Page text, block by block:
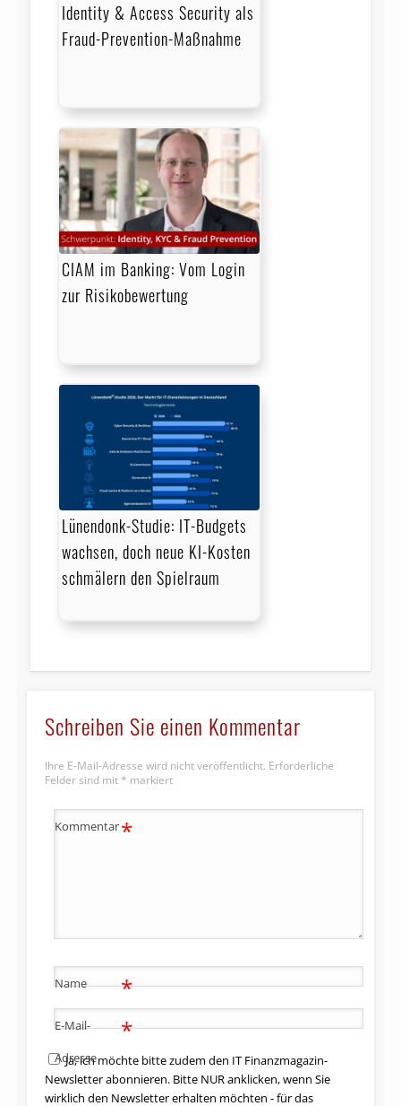
Identity & Access Security als
Fraud-Prevention-Maßnahme
CIAM im Banking: Vom Login
zur Risikobewertung
Lünendonk-Studie: IT-Budgets
wachsen, doch neue KI-Kosten
schmälern den Spielraum
Schreiben Sie einen Kommentar
Ihre E-Mail-Adresse wird nicht veröffentlicht. Erforderliche
Felder sind mit * markiert
Kommentar*
Name *
E-Mail-
Adresse
*
Ja, ich möchte bitte zudem den IT Finanzmagazin-
Newsletter abonnieren. Bitte NUR anklicken, wenn Sie
wirklich den Newsletter erhalten möchten - für das